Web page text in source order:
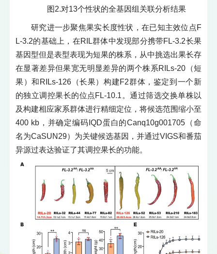
图2.对13个性状的全基因组关联分析结果
研究进一步聚焦果实长度性状，在已知主效位点F
L-3.2的基础上，在RIL群体中发现部分携带FL-3.2长果
基因型但是表型表现为短果的株系，从中挑选出果长存
在显著差异但果宽无明显差异的两个株系RILs-20（短
果）和RILs-126（长果）构建F2群体，鉴定到一个新
的独立调控果长的位点FL-10.1。通过筛选交换单株以
及构建相应家系群体进行精细定位，将候选范围缩小至
400 kb，并确定编码IQD蛋白的Canq10g001705（命
名为CaSUN29）为关键候选基因，并通过VIGS和番茄
异源过表达验证了其调控果长的功能。